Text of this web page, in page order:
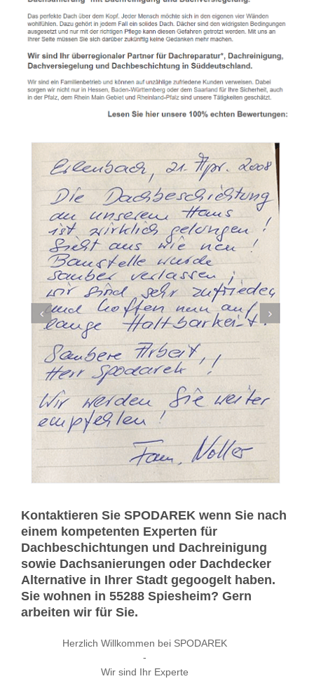
Kontaktieren Sie SPODAREK wenn Sie nach
einem kompetenten Experten für
Dachbeschichtungen und Dachreinigung
sowie Dachsanierungen oder Dachdecker
Alternative in Ihrer Stadt gegoogelt haben.
Sie wohnen in 55288 Spiesheim? Gern
arbeiten wir für Sie.
Herzlich Willkommen bei SPODAREK
-
Wir sind Ihr Experte